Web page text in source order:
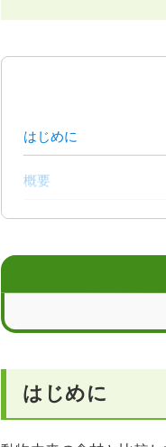
はじめに
概要
はじめに